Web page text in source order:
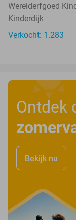
Werelderfgoed
Kinderdijk
Verkocht: 1.283
Ontdek
Bekijk nu